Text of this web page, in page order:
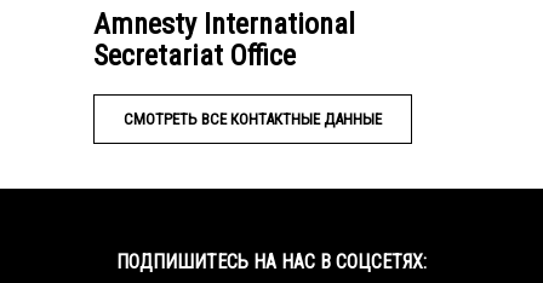
Amnesty International
Secretariat Office
СМОТРЕТЬ ВСЕ КОНТАКТНЫЕ ДАННЫЕ
ПОДПИШИТЕСЬ НА НАС В СОЦСЕТЯХ: